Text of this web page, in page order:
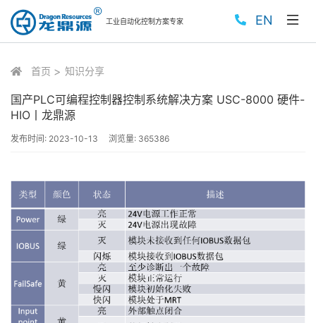
工业自动化控制方案专家 EN
首页 知识分享
国产PLC可编程控制器控制系统解决方案 USC-8000 硬件-
HIO丨龙鼎源
发布时间: 2023-10-13 浏览量: 365386